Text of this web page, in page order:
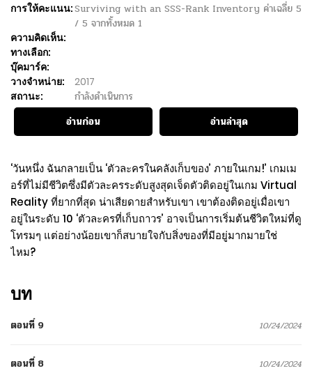
การให้คะแนน:Surviving with an SSS-Rank Inventory ค่าเฉลี่ย 5
/ 5 จากทั้งหมด 1
ความคิดเห็น:
ทางเลือก:
บุ๊คมาร์ค:
วางจำหน่าย:
2017
สถานะ:
กำลังดำเนินการ
อ่านก่อน
อ่านล่าสุด
‘วันหนึ่ง ฉันกลายเป็น ‘ตัวละครในคลังเก็บของ’ ภายในเกม!’ เกมเม
อร์ที่ไม่มีชีวิตซึ่งมีตัวละครระดับสูงสุดเจ็ดตัวติดอยู่ในเกม Virtual
Reality ที่ยากที่สุด น่าเสียดายสำหรับเขา เขาต้องติดอยู่เมื่อเขา
อยู่ในระดับ 10 ‘ตัวละครที่เก็บถาวร’ อาจเป็นการเริ่มต้นชีวิตใหม่ที่ดู
โทรมๆ แต่อย่างน้อยเขาก็สบายใจกับสิ่งของที่มีอยู่มากมายใช่
ไหม?
บท
ตอนที่ 9 10/24/2024
ตอนที่ 8 10/24/2024